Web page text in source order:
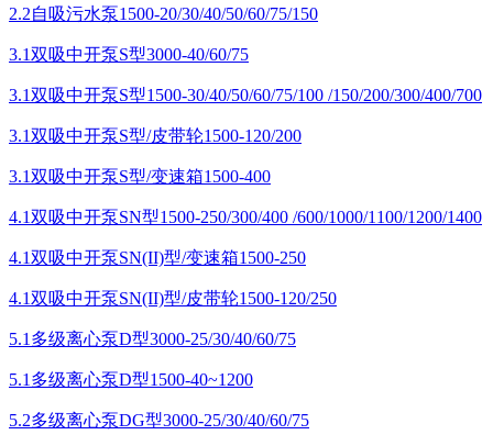
2.2自吸污水泵1500-20/30/40/50/60/75/150
3.1双吸中开泵S型3000-40/60/75
3.1双吸中开泵S型1500-30/40/50/60/75/100 /150/200/300/400/700
3.1双吸中开泵S型/皮带轮1500-120/200
3.1双吸中开泵S型/变速箱1500-400
4.1双吸中开泵SN型1500-250/300/400 /600/1000/1100/1200/1400
4.1双吸中开泵SN(II)型/变速箱1500-250
4.1双吸中开泵SN(II)型/皮带轮1500-120/250
5.1多级离心泵D型3000-25/30/40/60/75
5.1多级离心泵D型1500-40~1200
5.2多级离心泵DG型3000-25/30/40/60/75